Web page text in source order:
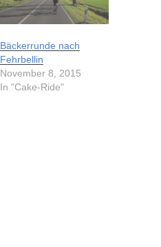
Bäckerrunde nach
Fehrbellin
November 8, 2015
In "Cake-Ride"